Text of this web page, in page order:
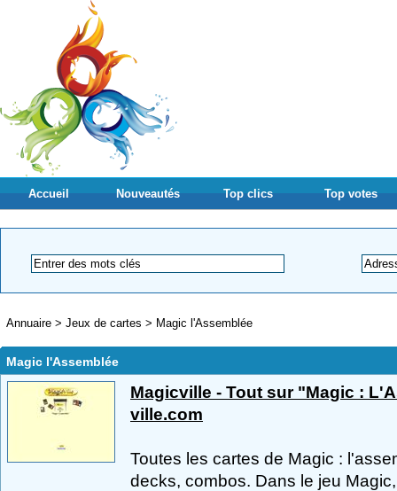
Accueil Nouveautés Top clics Top votes
Annuaire > Jeux de cartes > Magic l'Assemblée
Magic l'Assemblée
Magicville - Tout sur "Magic :
ville.com
Toutes les cartes de Magic :
decks, combos. Dans le jeu